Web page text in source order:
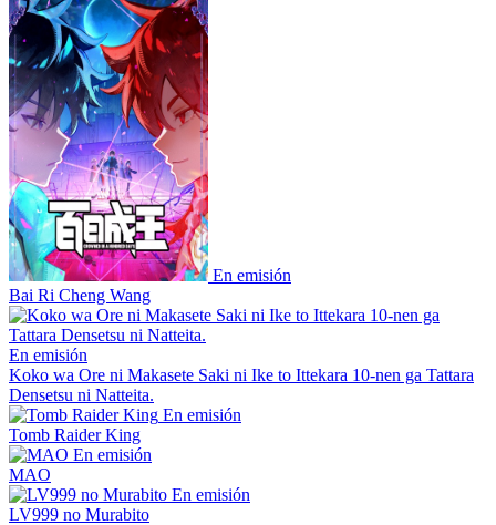
En emisión
Bai Ri Cheng Wang
En emisión
Koko wa Ore ni Makasete Saki ni Ike to Ittekara 10-nen ga Tattara
Densetsu ni Natteita.
En emisión
Tomb Raider King
En emisión
MAO
En emisión
LV999 no Murabito